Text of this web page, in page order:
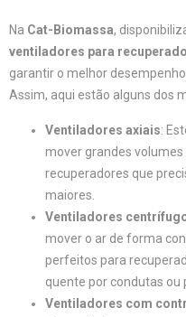
Na Cat-Biomassa,
ventiladores para
garantir o melhor
Assim, aqui estão alguns dos
Ventiladores axiais:
mover grandes volumes
recuperadores que
maiores.
Ventiladores
mover o ar de forma
perfeitos para
quente por condutas ou
Ventiladores com